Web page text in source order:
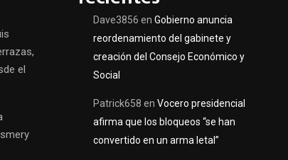
el
Dave3856 en Gobierno anuncia
reordenamiento del gabinete y
creación del Consejo Económico y
Social
Patrick658 en Vocero presidencial
afirma que los bloqueos “se han
convertido en un arma letal”